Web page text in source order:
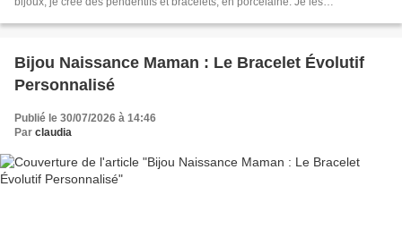
dessin naïf. J'utilise cette technique pour différents supports comme des
pour enfant, des tasses, etc J'utilise de la peinture spécifique qui nécessite
une cuisson à très haute température (820 °C).
Bijou Naissance Maman : Le Bracelet Évolutif
Personnalisé
Publié le 30/07/2026 à 14:46
Par claudia